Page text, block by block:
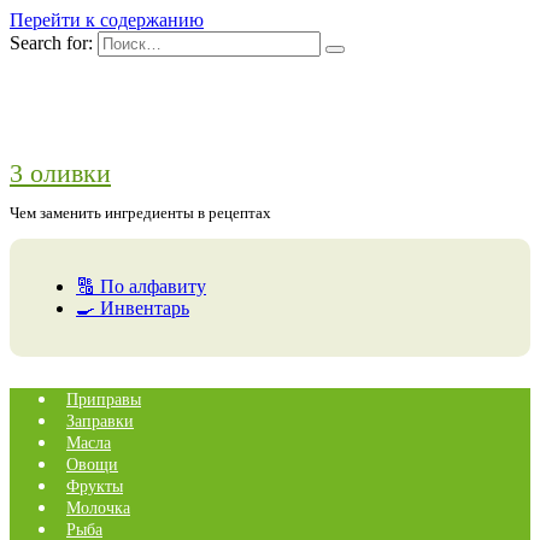
Перейти к содержанию
Search for:
3 оливки
Чем заменить ингредиенты в рецептах
🔠 По алфавиту
🍳 Инвентарь
Приправы
Заправки
Масла
Овощи
Фрукты
Молочка
Рыба